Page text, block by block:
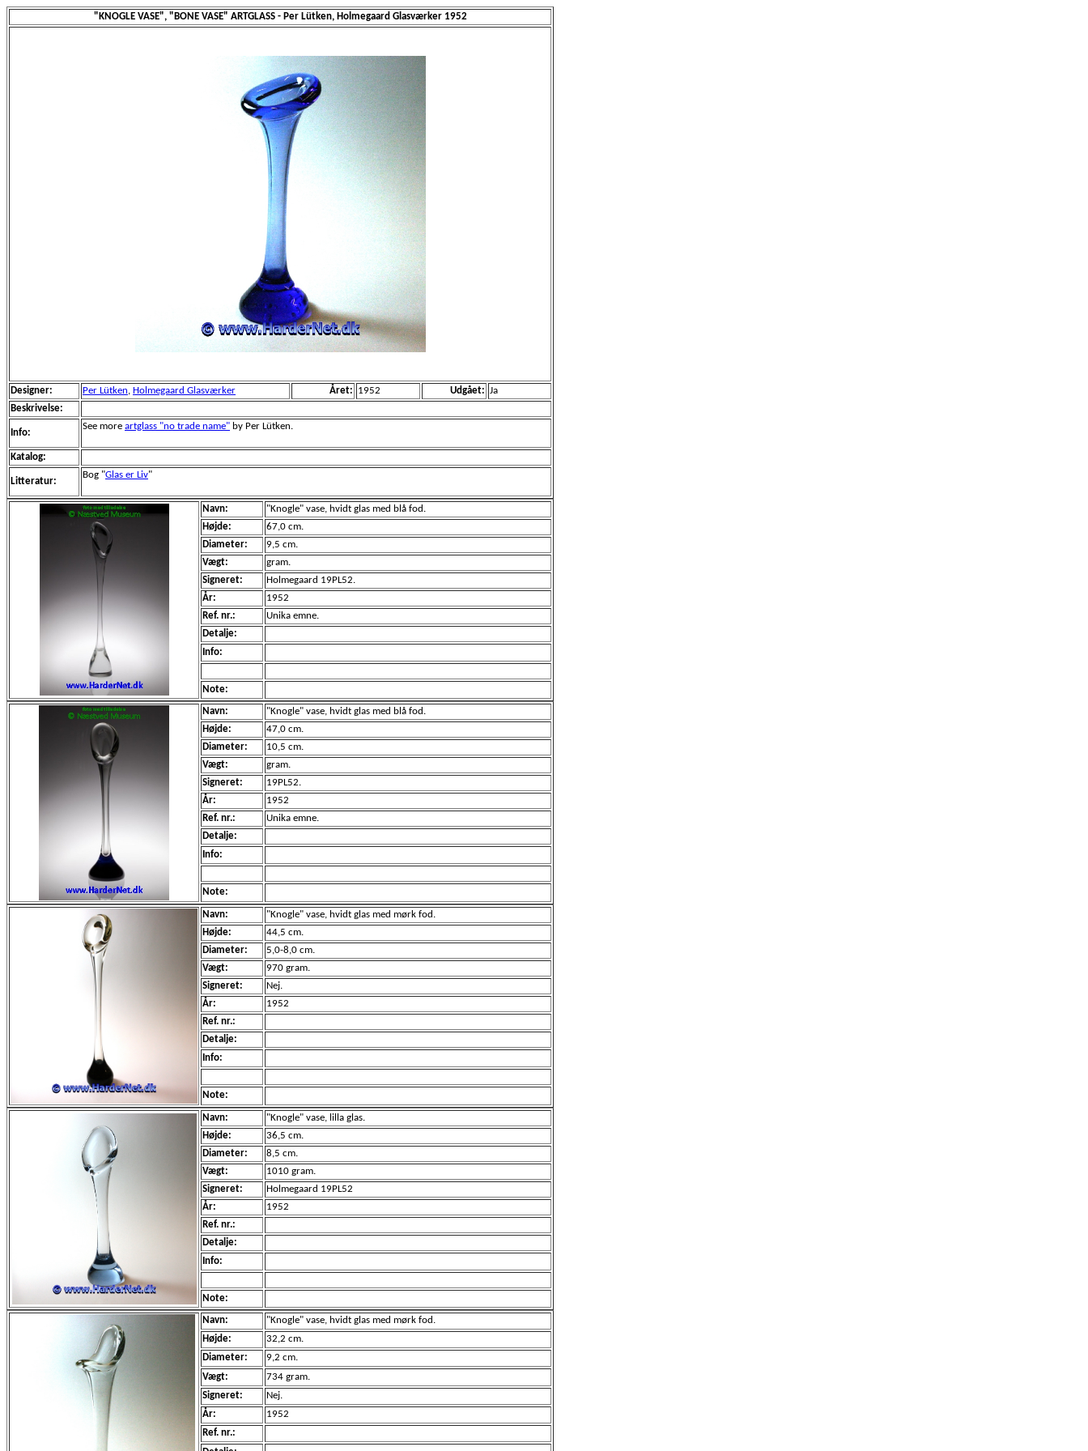
"KNOGLE VASE", "BONE VASE" ARTGLASS - Per Lütken, Holmegaard Glasværker 1952
Designer: Per Lütken, Holmegaard Glasværker Året: 1952 Udgået: Ja
Beskrivelse:
Info:
See more artglass "no trade name" by Per Lütken.
Katalog:
Litteratur:
Bog "Glas er Liv"
Navn:
"Knogle" vase, hvidt glas med blå fod.
Højde:
67,0 cm.
Diameter:
9,5 cm.
Vægt:
gram.
Signeret:
Holmegaard 19PL52.
År:
1952
Ref. nr.:
Unika emne.
Detalje:
Info:
Note:
Navn:
"Knogle" vase, hvidt glas med blå fod.
Højde:
47,0 cm.
Diameter:
10,5 cm.
Vægt:
gram.
Signeret:
19PL52.
År:
1952
Ref. nr.:
Unika emne.
Detalje:
Info:
Note:
Navn:
"Knogle" vase, hvidt glas med mørk fod.
Højde:
44,5 cm.
Diameter:
5,0-8,0 cm.
Vægt:
970 gram.
Signeret:
Nej.
År:
1952
Ref. nr.:
Detalje:
Info:
Note:
Navn:
"Knogle" vase, lilla glas.
Højde:
36,5 cm.
Diameter:
8,5 cm.
Vægt:
1010 gram.
Signeret:
Holmegaard 19PL52
År:
1952
Ref. nr.:
Detalje:
Info:
Note:
Navn:
"Knogle" vase, hvidt glas med mørk fod.
Højde:
32,2 cm.
Diameter:
9,2 cm.
Vægt:
734 gram.
Signeret:
Nej.
År:
1952
Ref. nr.: